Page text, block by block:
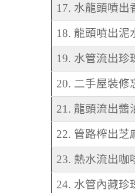
17. 水龍頭噴出
18. 龍頭噴出泥
19. 水管流出珍
20. 二手屋裝修
21. 龍頭流出醬
22. 管路榨出芝
23. 熱水流出咖
24. 水管內藏珍